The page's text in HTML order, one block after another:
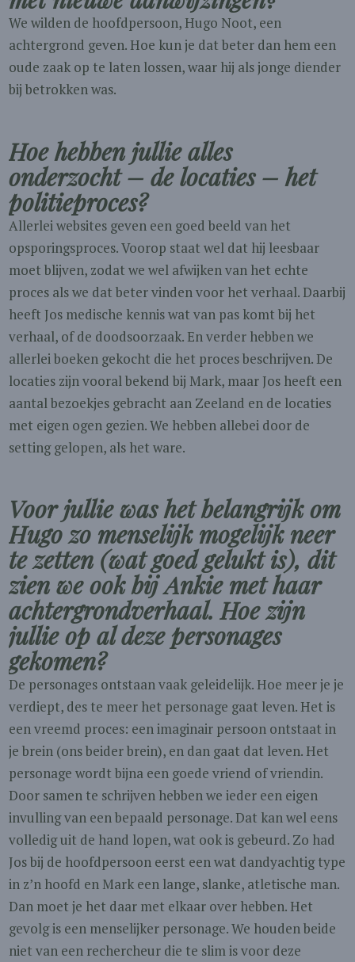
We wilden de hoofdpersoon, Hugo Noot, een
achtergrond geven. Hoe kun je dat beter dan hem een
oude zaak op te laten lossen, waar hij als jonge diender
bij betrokken was.
Hoe hebben jullie alles
onderzocht – de locaties – het
politieproces?
Allerlei websites geven een goed beeld van het
opsporingsproces. Voorop staat wel dat hij leesbaar
moet blijven, zodat we wel afwijken van het echte
proces als we dat beter vinden voor het verhaal. Daarbij
heeft Jos medische kennis wat van pas komt bij het
verhaal, of de doodsoorzaak. En verder hebben we
allerlei boeken gekocht die het proces beschrijven. De
locaties zijn vooral bekend bij Mark, maar Jos heeft een
aantal bezoekjes gebracht aan Zeeland en de locaties
met eigen ogen gezien. We hebben allebei door de
setting gelopen, als het ware.
Voor jullie was het belangrijk om
Hugo zo menselijk mogelijk neer
te zetten (wat goed gelukt is), dit
zien we ook bij Ankie met haar
achtergrondverhaal. Hoe zijn
jullie op al deze personages
gekomen?
De personages ontstaan vaak geleidelijk. Hoe meer je je
verdiept, des te meer het personage gaat leven. Het is
een vreemd proces: een imaginair persoon ontstaat in
je brein (ons beider brein), en dan gaat dat leven. Het
personage wordt bijna een goede vriend of vriendin.
Door samen te schrijven hebben we ieder een eigen
invulling van een bepaald personage. Dat kan wel eens
volledig uit de hand lopen, wat ook is gebeurd. Zo had
Jos bij de hoofdpersoon eerst een wat dandyachtig type
in z’n hoofd en Mark een lange, slanke, atletische man.
Dan moet je het daar met elkaar over hebben. Het
gevolg is een menselijker personage. We houden beide
niet van een rechercheur die te slim is voor deze